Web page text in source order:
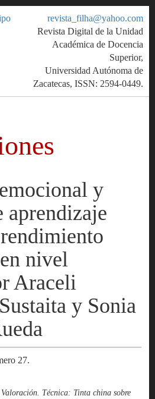
revista_filha@yahoo.com
Revista Digital de la Unidad
Académica de Docencia
Superior,
Universidad Autónoma de
Zacatecas, ISSN: 2594-0449.
y
aprendizaje
nivel
Araceli
y Sonia
27.
Técnica: Tinta china sobre